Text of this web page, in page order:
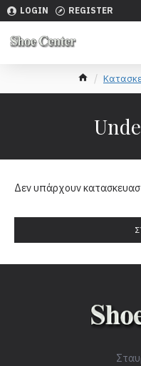
LOGIN REGISTER
Δεν υπάρχουν